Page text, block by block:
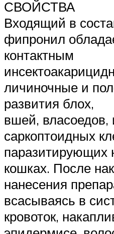
СВОЙСТВА
Входящий в
фипронил
контактным
личиночные и
развития блох,
вшей, власоедов,
саркоптоидных
паразитирующих
кошках. После
нанесения
всасываясь в
кровоток,